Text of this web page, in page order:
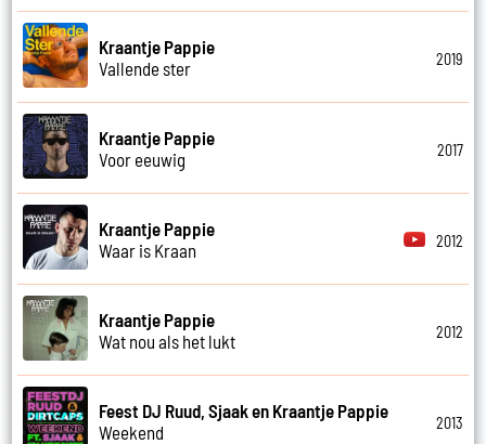
Kraantje Pappie
Vallende ster
2019
Kraantje Pappie
Voor eeuwig
2017
Kraantje Pappie
Waar is Kraan
2012
Kraantje Pappie
Wat nou als het lukt
2012
Feest DJ Ruud, Sjaak en Kraantje Pappie
Weekend
2013